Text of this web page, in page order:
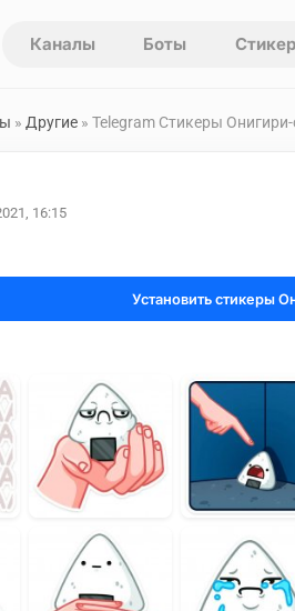
Каналы Боты
» Другие » Telegram Стикеры Онигири-
16:15
Установить стикеры